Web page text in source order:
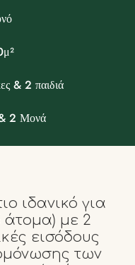
& 2 παιδιά
2 Μονά
ιδανικό για
άτομα) με 2
εισόδους
των